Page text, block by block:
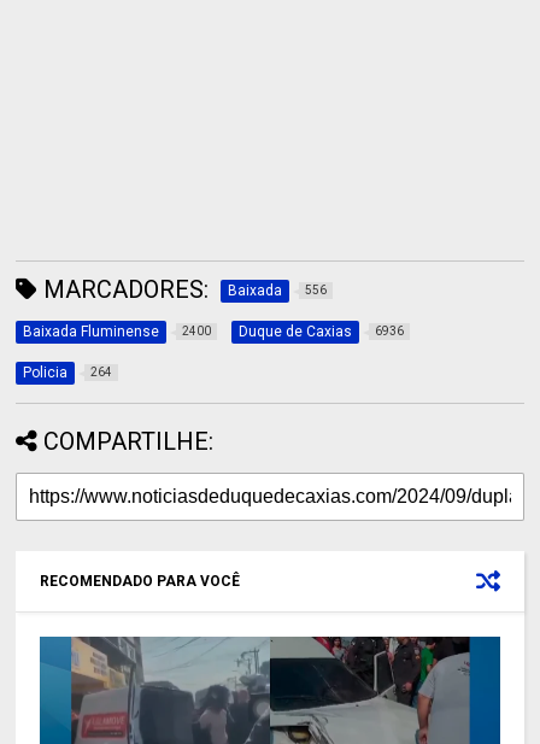
MARCADORES: Baixada 556
Baixada Fluminense 2400 Duque de Caxias 6936
Policia 264
COMPARTILHE:
RECOMENDADO PARA VOCÊ